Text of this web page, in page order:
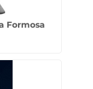
Formosa